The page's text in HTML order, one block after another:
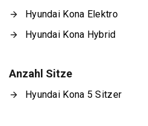
Hyundai Kona Elektro
Hyundai Kona Hybrid
Anzahl Sitze
Hyundai Kona 5 Sitzer